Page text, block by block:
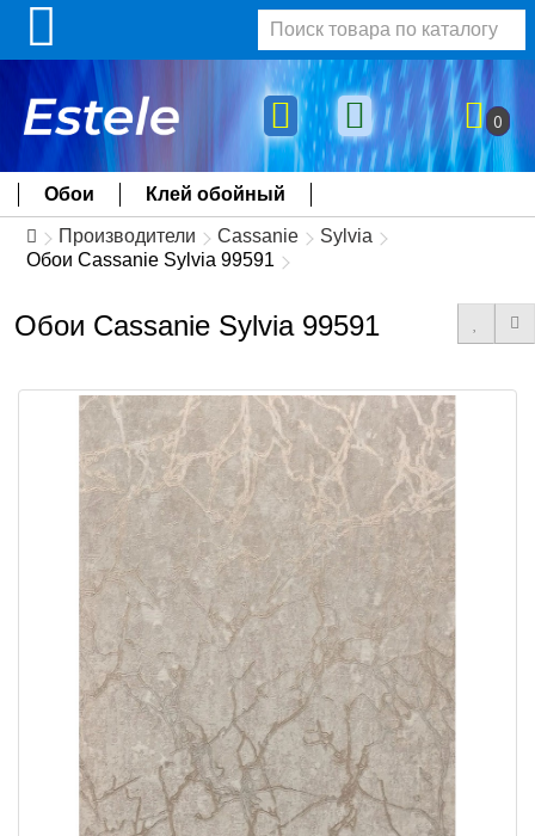
0
Обои Клей обойный
Производители Cassanie
Sylvia
Обои Cassanie Sylvia 99591
Обои Cassanie Sylvia 99591